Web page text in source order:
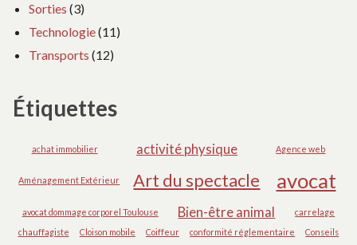
Sorties (3)
Technologie(11)
Transports (12)
Étiquettes
achat immobilier activité physique Agence web
Aménagement Extérieur Art du spectacle avocat
avocat dommage corporel Toulouse Bien-être animal
carrelage
chauffagiste
Cloison mobile Coiffeur conformité réglementaire Conseils